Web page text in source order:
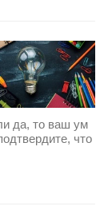
да, то ваш ум
что